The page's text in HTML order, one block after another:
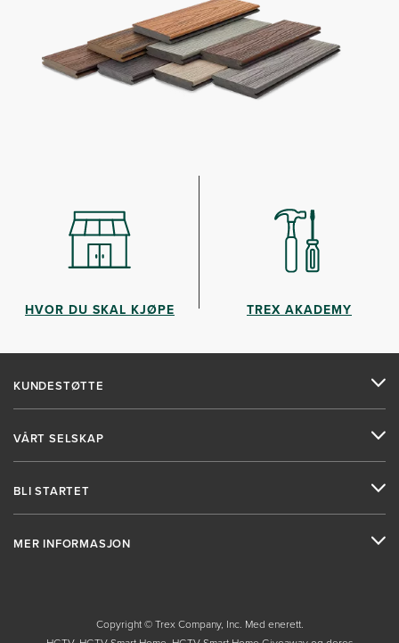
HVOR DU SKAL KJØPE TREX AKADEMY
KUNDESTØTTE
VÅRT SELSKAP
BLI STARTET
MER INFORMASJON
Copyright © Trex Company, Inc. Med enerett.